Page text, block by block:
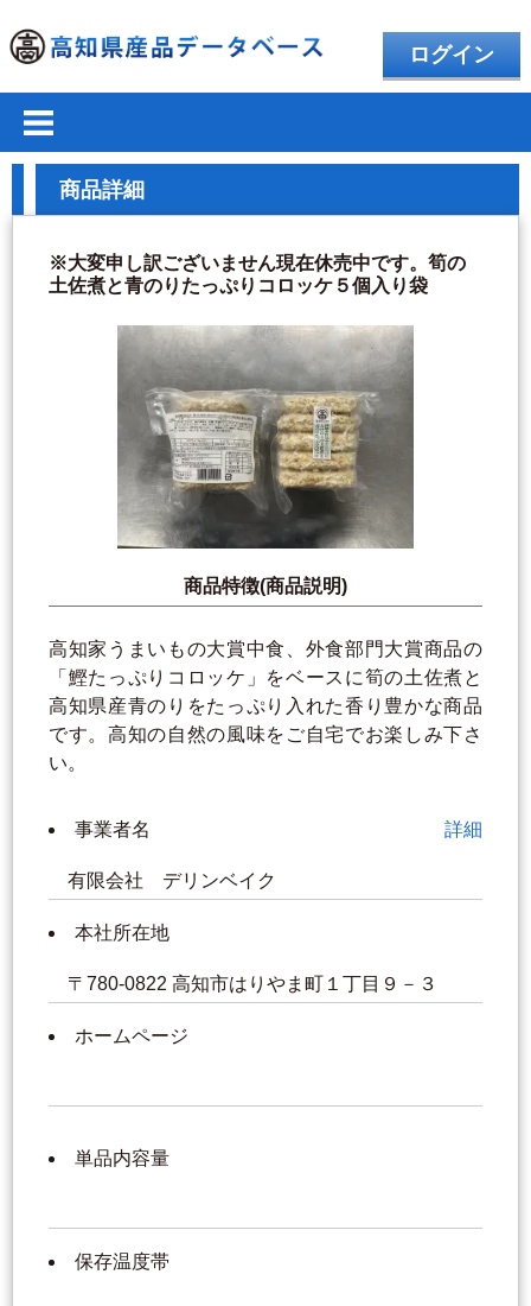
ログイン
商品詳細
※大変申し訳ございません現在休売中です。筍の
土佐煮と青のりたっぷりコロッケ５個入り袋
商品特徴(商品説明)
高知家うまいもの大賞中食、外食部門大賞商品の
「鰹たっぷりコロッケ」をベースに筍の土佐煮と
高知県産青のりをたっぷり入れた香り豊かな商品
です。高知の自然の風味をご自宅でお楽しみ下さ
い。
事業者名 詳細
有限会社 デリンベイク
本社所在地
〒780-0822 高知市はりやま町１丁目９－３
ホームページ
単品内容量
保存温度帯